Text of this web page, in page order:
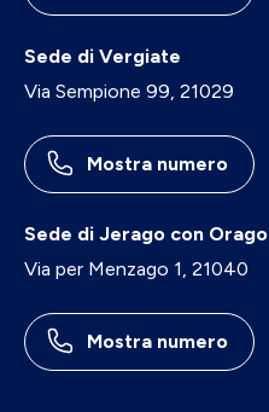
Sede di Vergiate
Via Sempione 99, 21029
Mostra numero
Sede di Jerago con Orago
Via per Menzago 1, 21040
Mostra numero